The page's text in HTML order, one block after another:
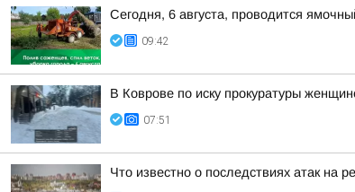
Сегодня, 6 августа, проводится
09:42
В Коврове по иску прокуратуры
07:51
Что известно о последствиях атак на